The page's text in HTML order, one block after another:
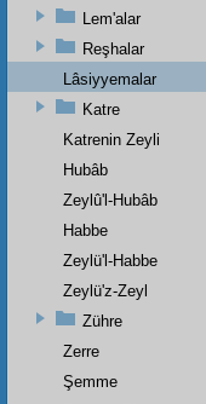
Lem'alar
Reşhalar
Lâsiyyemalar
Katre
Katrenin Zeyli
Hubâb
Zeylû'l-Hubâb
Habbe
Zeylü'l-Habbe
Zeylü'z-Zeyl
Zühre
Zerre
Şemme